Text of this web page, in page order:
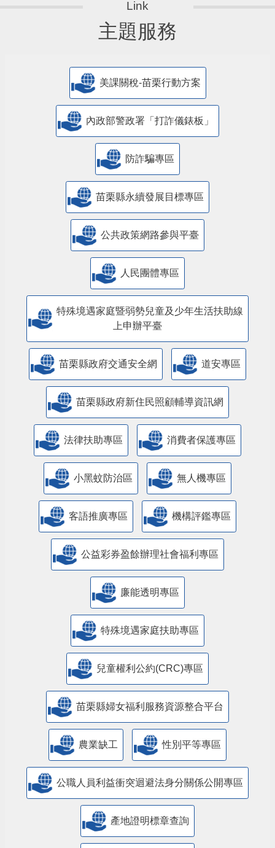
主題服務
美課關稅-苗栗行動方案
內政部警政署「打詐儀錶板」
防詐騙專區
苗栗縣永續發展目標專區
公共政策網路參與平臺
人民團體專區
特殊境遇家庭暨弱勢兒童及少年生活扶助線
上申辦平臺
苗栗縣政府交通安全網 道安專區
苗栗縣政府新住民照顧輔導資訊網
法律扶助專區 消費者保護專區
小黑蚊防治區 無人機專區
客語推廣專區 機構評鑑專區
公益彩券盈餘辦理社會福利專區
廉能透明專區
特殊境遇家庭扶助專區
兒童權利公約(CRC)專區
苗栗縣婦女福利服務資源整合平台
農業缺工 性別平等專區
公職人員利益衝突迴避法身分關係公開專區
產地證明標章查詢